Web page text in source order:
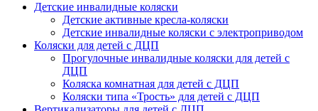
Детские инвалидные коляски
Детские активные кресла-коляски
Детские инвалидные коляски с электроприводом
Коляски для детей с ДЦП
Прогулочные инвалидные коляски для детей с
ДЦП
Коляска комнатная для детей с ДЦП
Коляски типа «Трость» для детей с ДЦП